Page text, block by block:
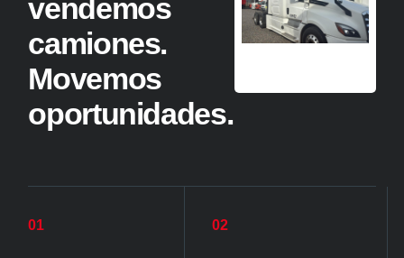
vendemos
camiones.
Movemos
oportunidades.
01 02